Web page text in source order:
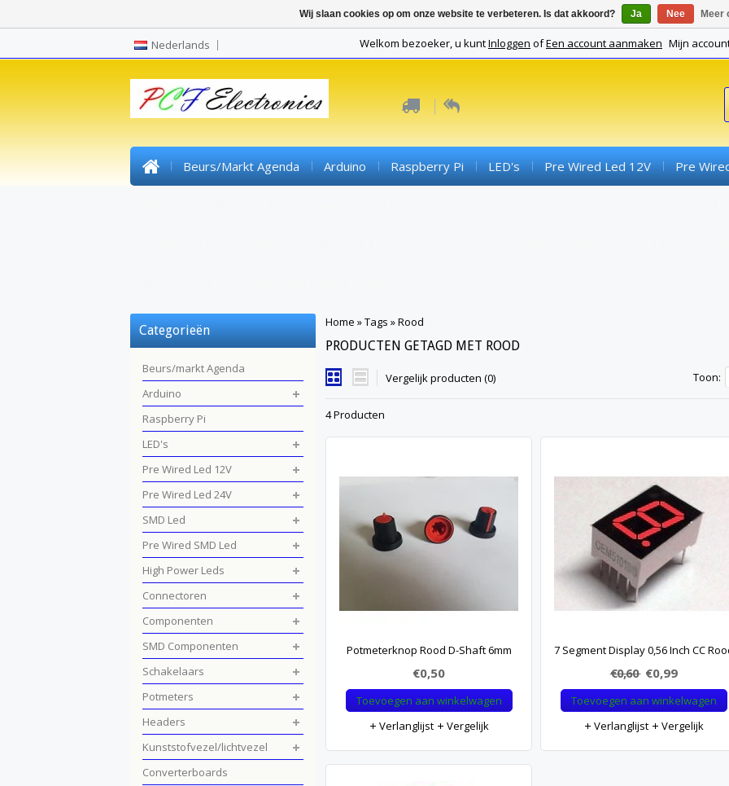
Nederlands Welkom bezoeker, u kuntInloggen ofEen account aanmaken Mijn
Beurs/markt Agenda Arduino Raspberry Pi LED's Pre Wired Led 12V Pre
Home »Tags »Rood
PRODUCTEN GETAGD MET ROOD
Vergelijk producten (0) Toon:
4 Producten
Potmeterknop Rood D-Shaft 6mm
€0,50
Toevoegen aan winkelwagen
Verlanglijst
Vergelijk
7 Segment Display 0,56 Inch CC
€0,60 €0,99
Toevoegen aan winkelwagen
Verlanglijst
Vergelijk
Categorieën
Beurs/markt Agenda
Arduino
Raspberry Pi
LED's
Pre Wired Led 12V
Pre Wired Led 24V
SMD Led
Pre Wired SMD Led
High Power Leds
Connectoren
Componenten
SMD Componenten
Schakelaars
Potmeters
Headers
Kunststofvezel/lichtvezel
Converterboards
Wij slaan cookies op om onze website te verbeteren. Is dat akkoord? Ja Nee Meer